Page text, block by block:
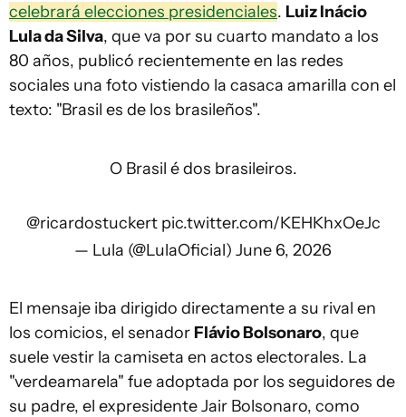
celebrará elecciones presidenciales. Luiz Inácio
Lula da Silva, que va por su cuarto mandato a los
80 años, publicó recientemente en las redes
sociales una foto vistiendo la casaca amarilla con el
texto: "Brasil es de los brasileños".
O Brasil é dos brasileiros.
@ricardostuckert pic.twitter.com/KEHKhxOeJc
— Lula (@LulaOficial) June 6, 2026
El mensaje iba dirigido directamente a su rival en
los comicios, el senador Flávio Bolsonaro, que
suele vestir la camiseta en actos electorales. La
"verdeamarela" fue adoptada por los seguidores de
su padre, el expresidente Jair Bolsonaro, como